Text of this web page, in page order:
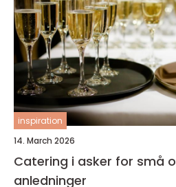
inspiration
14. March 2026
Catering i asker for små
anledninger